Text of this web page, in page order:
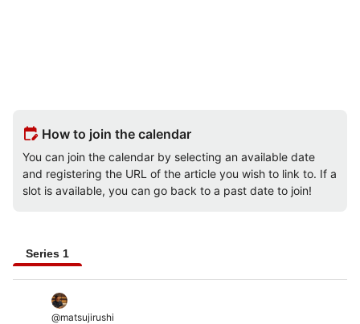
edit_calendar How to join the calendar
You can join the calendar by selecting an available date
and registering the URL of the article you wish to link to. If a
slot is available, you can go back to a past date to join!
Series 1
@matsujirushi